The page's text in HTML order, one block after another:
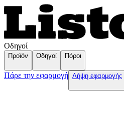
Οδηγοί
Προϊόν Οδηγοί Πόροι
Πάρε την εφαρμογή Λήψη εφαρμογής